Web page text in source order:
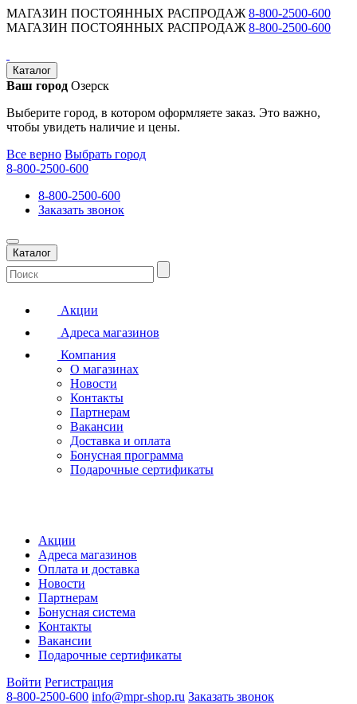
МАГАЗИН ПОСТОЯННЫХ РАСПРОДАЖ 8-800-2500-600
МАГАЗИН ПОСТОЯННЫХ РАСПРОДАЖ 8-800-2500-600
Каталог
Ваш город Озерск
Выберите город, в котором оформляете заказ. Это важно,
чтобы увидеть наличие и цены.
Все верно Выбрать город
8-800-2500-600
8-800-2500-600
Заказать звонок
Каталог
Акции
Адреса магазинов
Компания
О магазинах
Новости
Контакты
Партнерам
Вакансии
Доставка и оплата
Бонусная программа
Подарочные сертификаты
Акции
Адреса магазинов
Оплата и доставка
Новости
Партнерам
Бонусная система
Контакты
Вакансии
Подарочные сертификаты
Войти Регистрация
8-800-2500-600 info@mpr-shop.ru Заказать звонок